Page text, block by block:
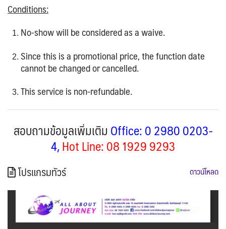
Conditions:
No-show will be considered as a waive.
Since this is a promotional price, the function date
cannot be changed or cancelled.
This service is non-refundable.
สอบถามข้อมูลเพิ่มเติม Office: 0 2980 0203-
4,Hot Line: 08 1929 9293
โปรแกรมทัวร์ ดาวน์โหลด